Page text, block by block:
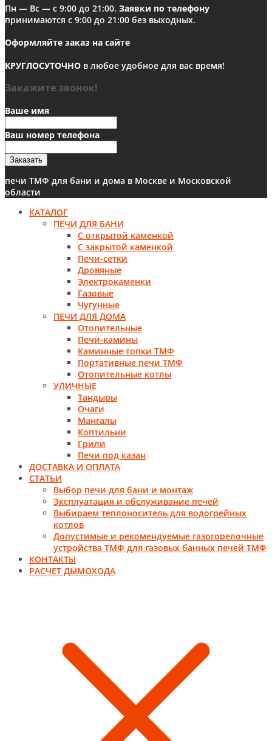
Пн — Вс — с 9:00 до 21:00. Заявки по телефону
принимаются с 9:00 до 21:00 без выходных.
Оформляйте заказ на сайте
КРУГЛОСУТОЧНО в любое удобное для вас время!
Закажите звонок!
Ваше имя
Ваш номер телефона
Заказать
печи ТМФ для бани и дома в Москве и Московской
области
КАТАЛОГ
ПЕЧИ ДЛЯ БАНИ
С открытой каменкой
С закрытой каменкой
Печи-сетки
Дровяные
Электрокаменки
Газовые
Чугунные
ПЕЧИ ДЛЯ ДОМА
Отопительные
Печи-камины
Каминные топки ТМФ
Портативные печи ТМФ
Отопительные котлы
УЛИЧНЫЕ
Тандыры
Очаги
Мангалы
Коптильни
Грили
Печи под казан
ДОСТАВКА И ОПЛАТА
СТАТЬИ
Выбор печи для бани и монтаж
Эксплуатация и обслуживание печей
Выбираем теплоноситель для водогрейных
котлов
Допустимые и рекомендуемые газогорелочные
устройства ТМФ для газовых банных печей ТМФ
КОНТАКТЫ
РАСЧЕТ ДЫМОХОДА